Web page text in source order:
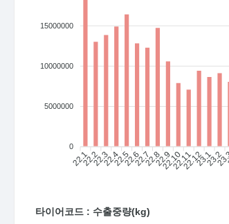
15000000
10000000
5000000
0
22.122.222.322.422.522.622.722.822.9
22.1022.1122.1223.123.2
타이어코드 : 수출중량(kg)